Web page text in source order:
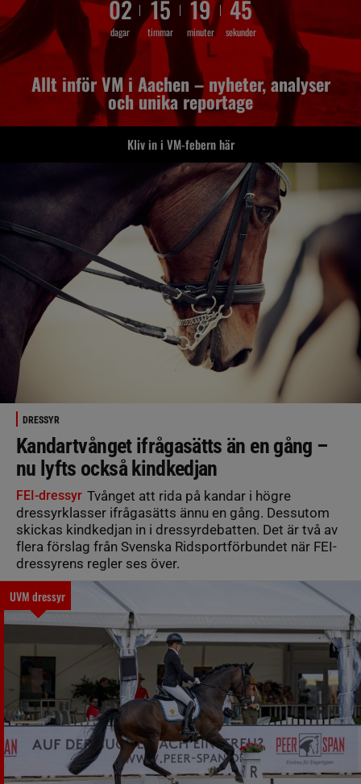
02
dagar
15
timmar
19
minuter
42
sekunder
Allt inför VM i Aachen – nyheter, analyser
och unika reportage
Kliv in i VM-febern här
DRESSYR
Kandartvånget ifrågasätts än en gång –
nu lyfts också kindkedjan
FEI-dressyr Tvånget att rida på kandar i högre
dressyrklasser ifrågasätts ännu en gång. Dessutom
skickas kindkedjan in i dressyrdebatten. Det är två av
flera förslag från Svenska Ridsportförbundet när FEI-
dressyrens regler ses över.
UVM dressyr